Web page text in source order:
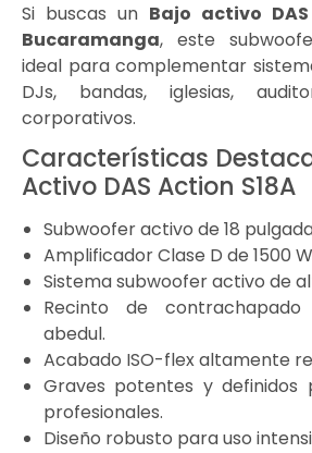
Si buscas un Bajo activo
Bucaramanga, este
ideal para complementar
DJs, bandas, iglesias,
corporativos.
Características
Activo DAS Action S18A
Subwoofer activo de 18
Amplificador Clase D de 1500
Sistema subwoofer activo de
Recinto de
abedul.
Acabado ISO-flex altamente
Graves potentes y definidos
profesionales.
Diseño robusto para uso